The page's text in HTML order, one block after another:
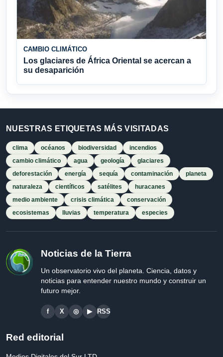
CAMBIO CLIMÁTICO
Los glaciares de África Oriental se acercan a
su desaparición
NUESTRAS ETIQUETAS MÁS VISITADAS
clima océanos biodiversidad
incendios
cambio climático
agua geología
glaciares
deforestación
energía sequía contaminación
planeta
naturaleza
científicos satélites
huracanes
medio ambiente
crisis climática
conservación
ecosistemas
lluvias temperatura especies
Noticias de la Tierra
Un observatorio vivo del planeta. Ciencia, datos y
noticias para entender nuestro mundo y construir un
futuro mejor.
f X ◎ ▶ RSS
Red editorial